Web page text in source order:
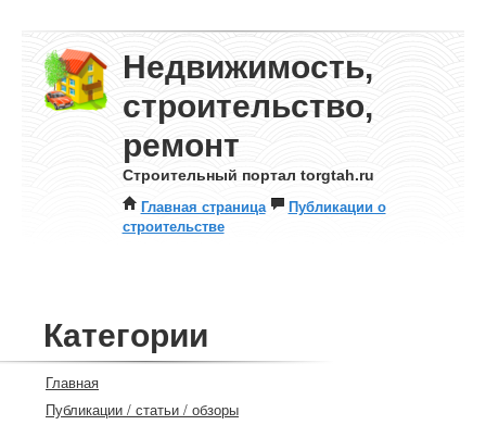
Недвижимость,
строительство,
ремонт
Строительный портал torgtah.ru
Главная страница
Публикации о
строительстве
Категории
Главная
Публикации / статьи / обзоры